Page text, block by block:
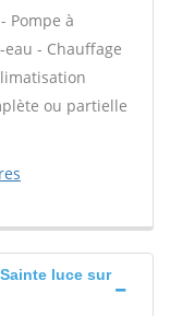
Pompe à
- Chauffage
ou partielle
luce sur